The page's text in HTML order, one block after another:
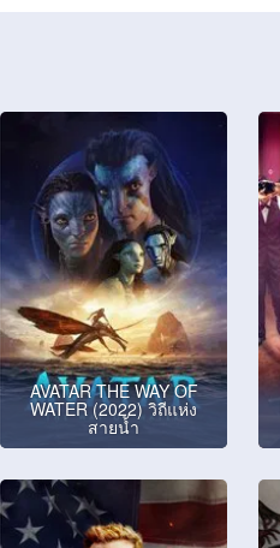
AVATAR THE WAY OF
WATER (2022) วิถีแห่ง
สายน้ำ